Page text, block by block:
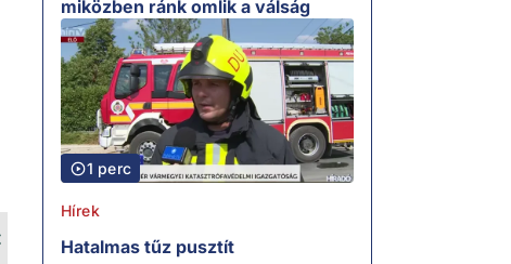
miközben ránk omlik a válság
1 perc
Hírek
Hatalmas tűz pusztít